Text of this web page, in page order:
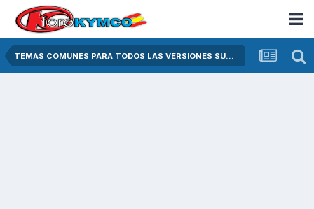
TEMAS COMUNES PARA TODOS LAS VERSIONES SUPER DINK